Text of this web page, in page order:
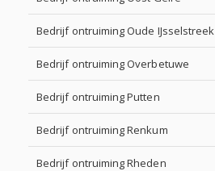
Bedrijf ontruiming Oude IJsselstreek
Bedrijf ontruiming Overbetuwe
Bedrijf ontruiming Putten
Bedrijf ontruiming Renkum
Bedrijf ontruiming Rheden